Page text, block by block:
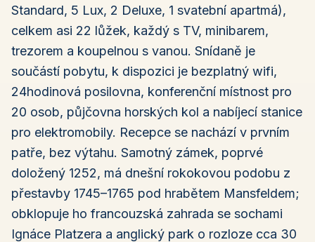
Standard, 5 Lux, 2 Deluxe, 1 svatební apartmá),
celkem asi 22 lůžek, každý s TV, minibarem,
trezorem a koupelnou s vanou. Snídaně je
součástí pobytu, k dispozici je bezplatný wifi,
24hodinová posilovna, konferenční místnost pro
20 osob, půjčovna horských kol a nabíjecí stanice
pro elektromobily. Recepce se nachází v prvním
patře, bez výtahu. Samotný zámek, poprvé
doložený 1252, má dnešní rokokovou podobu z
přestavby 1745–1765 pod hrabětem Mansfeldem;
obklopuje ho francouzská zahrada se sochami
Ignáce Platzera a anglický park o rozloze cca 30